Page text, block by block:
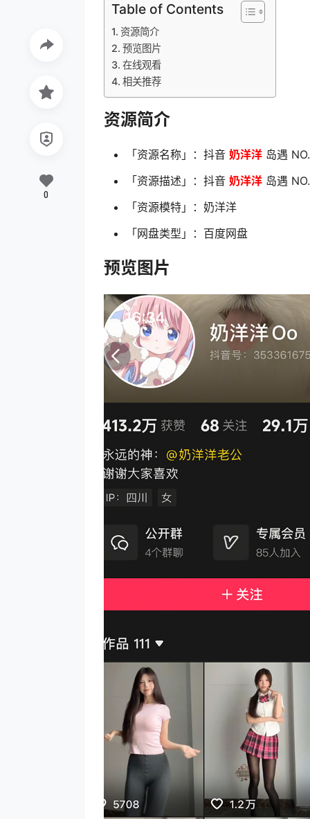
Table of Contents
资源简介
预览图片
在线观看
相关推荐
资源简介
「资源名称」：抖音 奶洋洋 岛遇
「资源描述」：抖音 奶洋洋 岛遇
「资源模特」：奶洋洋
「网盘类型」：百度网盘
预览图片
0